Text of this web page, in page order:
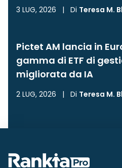
3 LUG, 2026 | Di Teresa M.
Pictet AM lancia in
gamma di ETF di
migliorata da IA
2 LUG, 2026 | Di Teresa M.